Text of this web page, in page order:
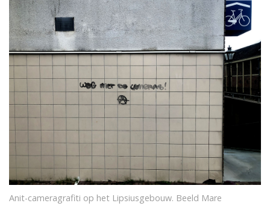
Anit-cameragrafiti op het Lipsiusgebouw. Beeld Mare